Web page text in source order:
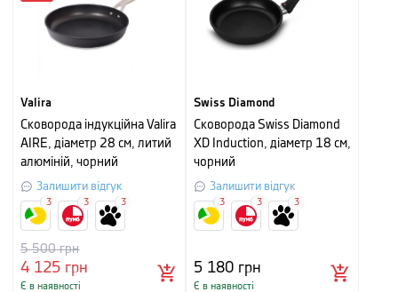
Valira
Cковорода індукційна Valira
AIRE, діаметр 28 см, литий
алюміній, чорний
Залишити відгук
4 125 грн
5 500грн
Є в наявності
3 3 3
Swiss Diamond
Сковорода Swiss Diamond
XD Induction, діаметр 18 см,
чорний
Залишити відгук
5 180 грн
Є в наявності
3 3 3